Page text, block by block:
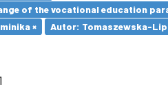
of the vocational education
×
Autor: Tomaszewska-